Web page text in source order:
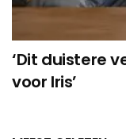
‘Dit duistere
voor Iris’